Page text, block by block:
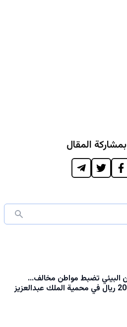
المقال
البيئي تضبط مواطن مخالف...
عقوبة صادمة تصل إلى 2000 ريال في محمية الملك عبدالعزيز